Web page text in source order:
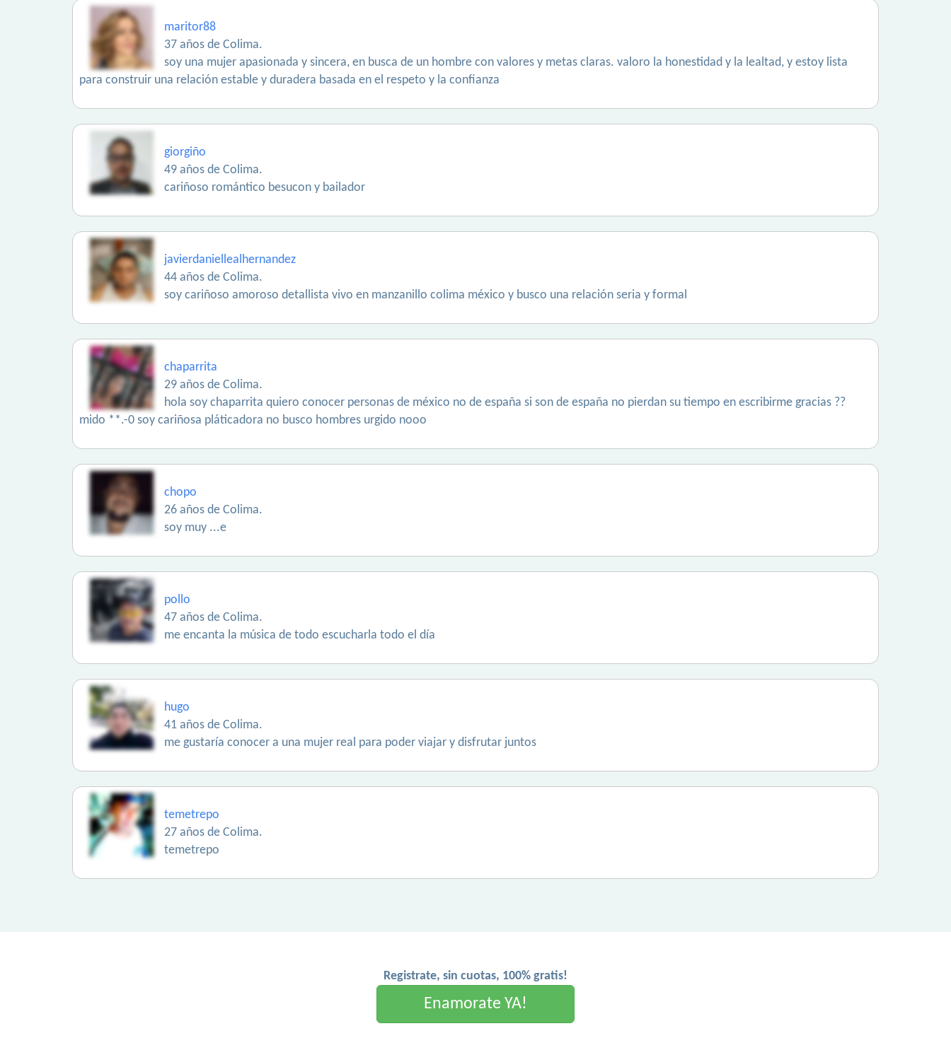
maritor88
37 años de Colima.
soy una mujer apasionada y sincera, en busca de un hombre con valores y metas claras. valoro la honestidad y la lealtad, y estoy lista
para construir una relación estable y duradera basada en el respeto y la confianza
giorgiño
49 años de Colima.
cariñoso romántico besucon y bailador
javierdaniellealhernandez
44 años de Colima.
soy cariñoso amoroso detallista vivo en manzanillo colima méxico y busco una relación seria y formal
chaparrita
29 años de Colima.
hola soy chaparrita quiero conocer personas de méxico no de españa si son de españa no pierdan su tiempo en escribirme gracias ??
mido **.-0 soy cariñosa pláticadora no busco hombres urgido nooo
chopo
26 años de Colima.
soy muy ...e
pollo
47 años de Colima.
me encanta la música de todo escucharla todo el día
hugo
41 años de Colima.
me gustaría conocer a una mujer real para poder viajar y disfrutar juntos
temetrepo
27 años de Colima.
temetrepo
Registrate, sin cuotas, 100% gratis!
Enamorate YA!